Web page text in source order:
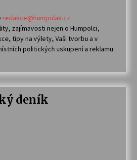
redakce@humpolak.cz
zajímavosti nejen o Humpolci,
tipy na výlety, Vaši tvorbu a v
politických uskupení a reklamu
deník